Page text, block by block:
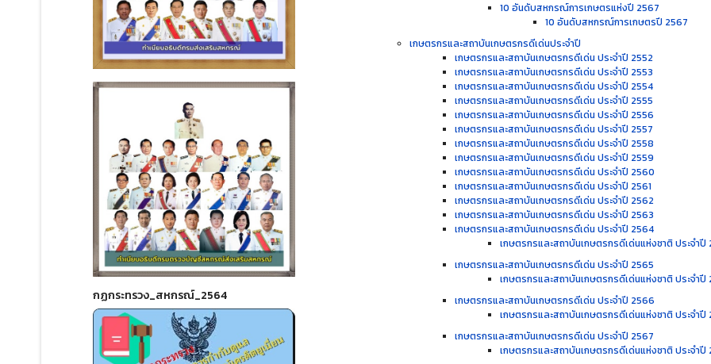
กฏกระทรวง_สหกรณ์_2564
10 อันดับสหกรณ์การเกษตรแห่งปี 2567
10 อันดับสหกรณ์การเกษตรปี 2567
เกษตรกรและสถาบันเกษตรกรดีเด่นประจำปี
เกษตรกรและสถาบันเกษตรกรดีเด่น ประจำปี 2552
เกษตรกรและสถาบันเกษตรกรดีเด่น ประจำปี 2553
เกษตรกรและสถาบันเกษตรกรดีเด่น ประจำปี 2554
เกษตรกรและสถาบันเกษตรกรดีเด่น ประจำปี 2555
เกษตรกรและสถาบันเกษตรกรดีเด่น ประจำปี 2556
เกษตรกรและสถาบันเกษตรกรดีเด่น ประจำปี 2557
เกษตรกรและสถาบันเกษตรกรดีเด่น ประจำปี 2558
เกษตรกรและสถาบันเกษตรกรดีเด่น ประจำปี 2559
เกษตรกรและสถาบันเกษตรกรดีเด่น ประจำปี 2560
เกษตรกรและสถาบันเกษตรกรดีเด่น ประจำปี 2561
เกษตรกรและสถาบันเกษตรกรดีเด่น ประจำปี 2562
เกษตรกรและสถาบันเกษตรกรดีเด่น ประจำปี 2563
เกษตรกรและสถาบันเกษตรกรดีเด่น ประจำปี 2564
เกษตรกรและสถาบันเกษตรกรดีเด่นแห่งชาติ ประจำปี
เกษตรกรและสถาบันเกษตรกรดีเด่น ประจำปี 2565
เกษตรกรและสถาบันเกษตรกรดีเด่นแห่งชาติ ประจำปี
เกษตรกรและสถาบันเกษตรกรดีเด่น ประจำปี 2566
เกษตรกรและสถาบันเกษตรกรดีเด่นแห่งชาติ ประจำปี
เกษตรกรและสถาบันเกษตรกรดีเด่น ประจำปี 2567
เกษตรกรและสถาบันเกษตรกรดีเด่นแห่งชาติ ประจำปี